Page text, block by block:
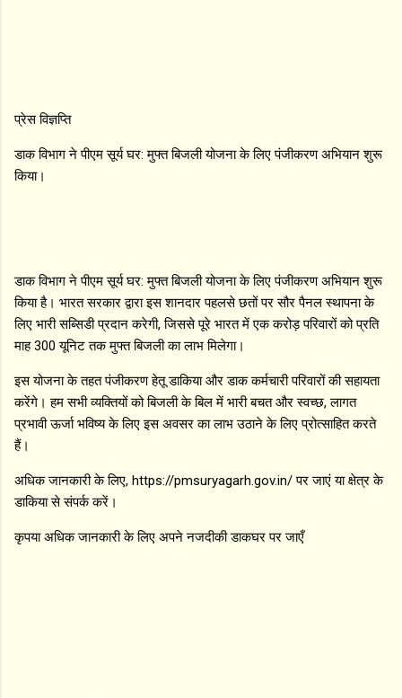
प्रेस विज्ञप्ति
डाक विभाग ने पीएम सूर्य घर: मुफ्त बिजली योजना के लिए पंजीकरण अभियान शुरू
किया।
डाक विभाग ने पीएम सूर्य घर: मुफ्त बिजली योजना के लिए पंजीकरण अभियान शुरू
किया है। भारत सरकार द्वारा इस शानदार पहलसे छतों पर सौर पैनल स्थापना के
लिए भारी सब्सिडी प्रदान करेगी, जिससे पूरे भारत में एक करोड़ परिवारों को प्रति
माह 300 यूनिट तक मुफ्त बिजली का लाभ मिलेगा।
इस योजना के तहत पंजीकरण हेतू डाकिया और डाक कर्मचारी परिवारों की सहायता
करेंगे। हम सभी व्यक्तियों को बिजली के बिल में भारी बचत और स्वच्छ, लागत
प्रभावी ऊर्जा भविष्य के लिए इस अवसर का लाभ उठाने के लिए प्रोत्साहित करते
हैं।
अधिक जानकारी के लिए, https://pmsuryagarh.gov.in/ पर जाएं या क्षेत्र के
डाकिया से संपर्क करें।
कृपया अधिक जानकारी के लिए अपने नजदीकी डाकघर पर जाएँ